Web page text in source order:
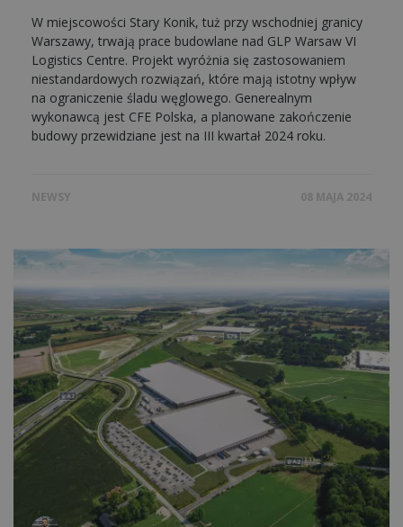
W miejscowości Stary Konik, tuż przy wschodniej granicy
Warszawy, trwają prace budowlane nad GLP Warsaw VI
Logistics Centre. Projekt wyróżnia się zastosowaniem
niestandardowych rozwiązań, które mają istotny wpływ
na ograniczenie śladu węglowego. Generealnym
wykonawcą jest CFE Polska, a planowane zakończenie
budowy przewidziane jest na III kwartał 2024 roku.
NEWSY 08 MAJA 2024